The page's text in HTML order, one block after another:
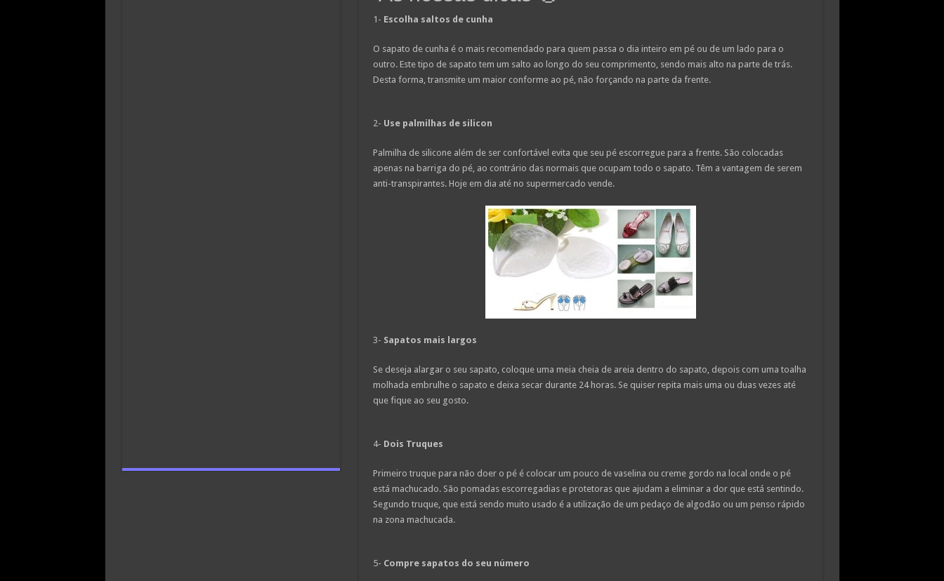
1- Escolha saltos de cunha
O sapato de cunha é o mais recomendado para quem passa o dia inteiro em pé ou de um lado para o
outro. Este tipo de sapato tem um salto ao longo do seu comprimento, sendo mais alto na parte de trás.
Desta forma, transmite um maior conforme ao pé, não forçando na parte da frente.
2- Use palmilhas de silicon
Palmilha de silicone além de ser confortável evita que seu pé escorregue para a frente. São colocadas
apenas na barriga do pé, ao contrário das normais que ocupam todo o sapato. Têm a vantagem de serem
anti-transpirantes. Hoje em dia até no supermercado vende.
3- Sapatos mais largos
Se deseja alargar o seu sapato, coloque uma meia cheia de areia dentro do sapato, depois com uma toalha
molhada embrulhe o sapato e deixa secar durante 24 horas. Se quiser repita mais uma ou duas vezes até
que fique ao seu gosto.
4- Dois Truques
Primeiro truque para não doer o pé é colocar um pouco de vaselina ou creme gordo na local onde o pé
está machucado. São pomadas escorregadias e protetoras que ajudam a eliminar a dor que está sentindo.
Segundo truque, que está sendo muito usado é a utilização de um pedaço de algodão ou um penso rápido
na zona machucada.
5- Compre sapatos do seu número